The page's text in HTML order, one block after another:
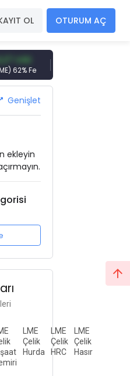
OL OTURUM AÇ
Fe
377,25 USD
Gemi Söküm
Genişlet
ekleyin
LME
Çelik
Hurda
LME
Çelik
HRC
LME
Çelik
Hasır